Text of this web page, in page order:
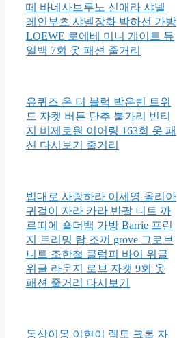
떼 바네사브루노 신애라 샤넬
레인부츠 샤넬장화 박하선 가방
LOEWE 로에베 미니 게이트 듀
얼백 7회 옷 패션 줄거리
유퀴즈 온 더 블럭 박은빈 트위
드 자켓 버튼 단추 불가리 빈티
지 비제로원 이어링 163회 옷 패
션 다시보기 줄거리
법대로 사랑하라 이세영 올리아
귀걸이 자라 카라 반팔 니트 까
르띠에 숄더백 가방 Barrie 프린
지 트리밍 탑 조끼 grove 그로브
니트 조한철 클럼피 바이 위글
위글 라운지 로브 자켓 9회 옷
패션 줄거리 다시보기
동상이몽 이현이 렉토 크롭 자